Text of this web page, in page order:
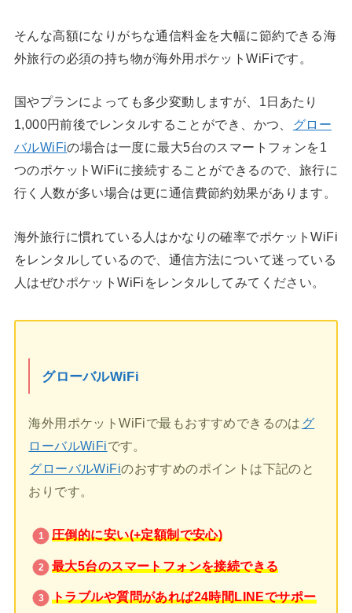
そんな高額になりがちな通信料金を大幅に節約できる海
外旅行の必須の持ち物が海外用ポケットWiFiです。
国やプランによっても多少変動しますが、1日あたり
1,000円前後でレンタルすることができ、かつ、
グロー
バルWiFiの場合は一度に最大5台のスマートフォンを1
つのポケットWiFiに接続することができるので、旅行に
行く人数が多い場合は更に通信費節約効果があります。
海外旅行に慣れている人はかなりの確率でポケットWiFi
をレンタルしているので、通信方法について迷っている
人はぜひポケットWiFiをレンタルしてみてください。
グローバルWiFi
海外用ポケットWiFiで最もおすすめできるのは グ
ローバルWiFiです。
グローバルWiFiのおすすめのポイントは下記のと
おりです。
圧倒的に安い(+定額制で安心)
最大5台のスマートフォンを接続できる
トラブルや質問があれば24時間LINEでサポー